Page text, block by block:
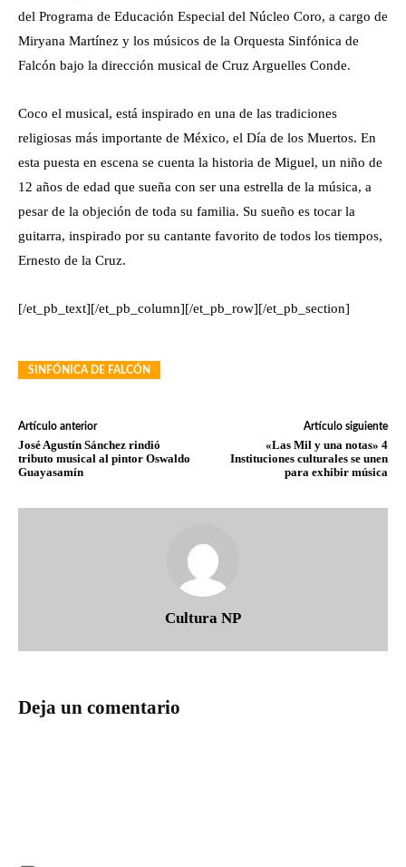
del Programa de Educación Especial del Núcleo Coro, a cargo de
Miryana Martínez y los músicos de la Orquesta Sinfónica de
Falcón bajo la dirección musical de Cruz Arguelles Conde.
Coco el musical, está inspirado en una de las tradiciones
religiosas más importante de México, el Día de los Muertos. En
esta puesta en escena se cuenta la historia de Miguel, un niño de
12 años de edad que sueña con ser una estrella de la música, a
pesar de la objeción de toda su familia. Su sueño es tocar la
guitarra, inspirado por su cantante favorito de todos los tiempos,
Ernesto de la Cruz.
[/et_pb_text][/et_pb_column][/et_pb_row][/et_pb_section]
SINFÓNICA DE FALCÓN
Artículo anterior
José Agustín Sánchez rindió
tributo musical al pintor Oswaldo
Guayasamín
Artículo siguiente
«Las Mil y una notas» 4
Instituciones culturales se unen
para exhibir música
Cultura NP
Deja un comentario